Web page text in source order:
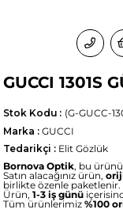
GUCCI 1301S
(G-GUCC-
Stok Kodu
Marka : GUCCI
Tedarikçi : Elit Gözlük
Bornova Optik, bu
Satın alacağınız ürün,
birlikte özenle paketlenir.
Ürün,1-3 iş günü
Tüm ürünlerimiz%100